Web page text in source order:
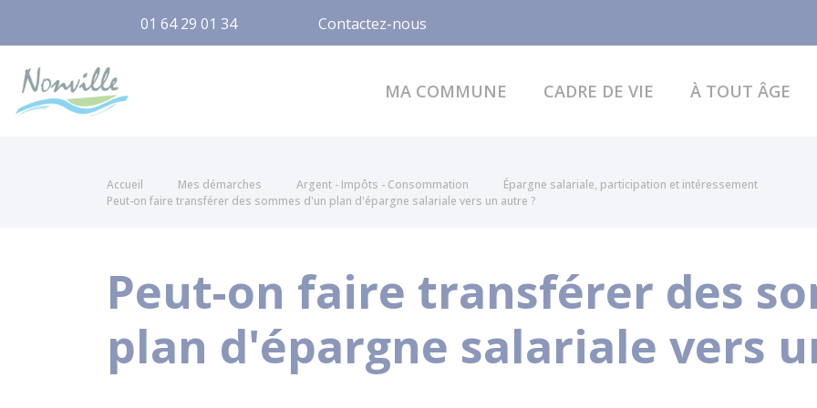
01 64 29 01 34 Contactez-nous
MA COMMUNE CADRE DE VIE À TOUT ÂGE
Accueil Mes démarches Argent - Impôts - Consommation
Épargne salariale, participation et intéressement
Peut-on faire transférer des sommes d'un plan d'épargne salariale vers un autre ?
Peut-on faire transférer des
plan d'épargne salariale vers